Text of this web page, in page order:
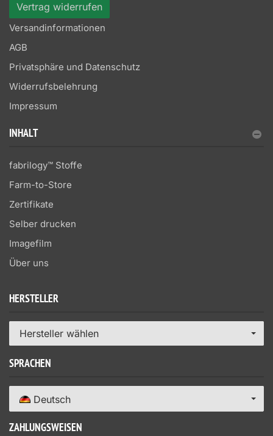
Vertrag widerrufen
Versandinformationen
AGB
Privatsphäre und Datenschutz
Widerrufsbelehrung
Impressum
INHALT
fabrilogy™ Stoffe
Farm-to-Store
Zertifikate
Selber drucken
Imagefilm
Über uns
HERSTELLER
Hersteller wählen
SPRACHEN
Deutsch
ZAHLUNGSWEISEN